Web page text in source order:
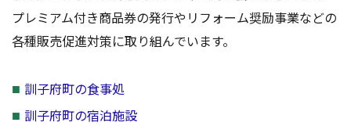
プレミアム付き商品券の発行やリフォーム奨励事業などの
各種販売促進対策に取り組んでいます。
訓子府町の食事処
訓子府町の宿泊施設